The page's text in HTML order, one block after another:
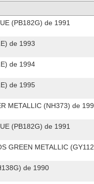
(PB182G) de 1991
de 1993
de 1994
de 1995
METALLIC (NH373) de
(PB182G) de 1991
GREEN METALLIC
de 1990